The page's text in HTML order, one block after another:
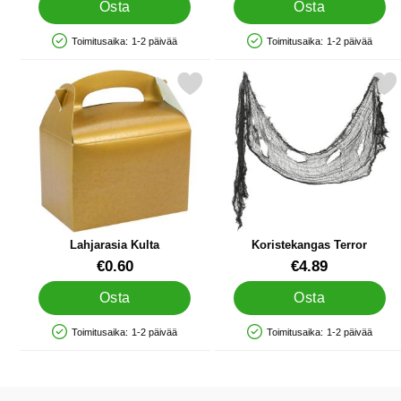
Osta
Saatavuus: Varastossa
Toimitusaika: 1-2 päivää
Osta
Saatavuus: Varastossa
Toimitusaika: 1-2 päivää
Lahjarasia Kulta
Tuote.nro 12407€0.60
Osta
Saatavuus: Varastossa
Toimitusaika: 1-2 päivää
Merkitse lahjarasia Kulta suosikiksi
Koristekangas Terror
Tuote.nro 11698€4.89
Osta
Saatavuus: Varastossa
Toimitusaika: 1-2 päivää
Merkitse